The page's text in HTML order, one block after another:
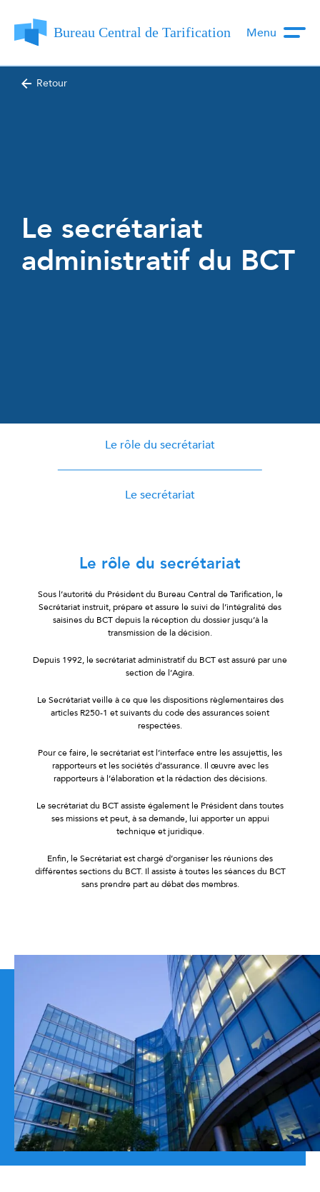
Menu
Retour
Le secrétariat
administratif du BCT
Le rôle du secrétariat
Le secrétariat
Le rôle du secrétariat
Sous l’autorité du Président du Bureau Central de Tarification, le
Secrétariat instruit, prépare et assure le suivi de l’intégralité des
saisines du BCT depuis la réception du dossier jusqu’à la
transmission de la décision.
Depuis 1992, le secrétariat administratif du BCT est assuré par une
section de l’Agira.
Le Secrétariat veille à ce que les dispositions règlementaires des
articles R250-1 et suivants du code des assurances soient
respectées.
Pour ce faire, le secrétariat est l’interface entre les assujettis, les
rapporteurs et les sociétés d’assurance. Il œuvre avec les
rapporteurs à l’élaboration et la rédaction des décisions.
Le secrétariat du BCT assiste également le Président dans toutes
ses missions et peut, à sa demande, lui apporter un appui
technique et juridique.
Enfin, le Secrétariat est chargé d’organiser les réunions des
différentes sections du BCT. Il assiste à toutes les séances du BCT
sans prendre part au débat des membres.